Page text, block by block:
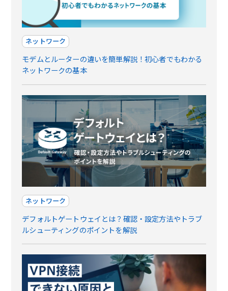
ネットワーク
モデムとルーターの違いを簡単解説！初心者でもわかる
ネットワークの基本
ネットワーク
デフォルトゲートウェイとは？確認・設定方法やトラブ
ルシューティングのポイントを解説